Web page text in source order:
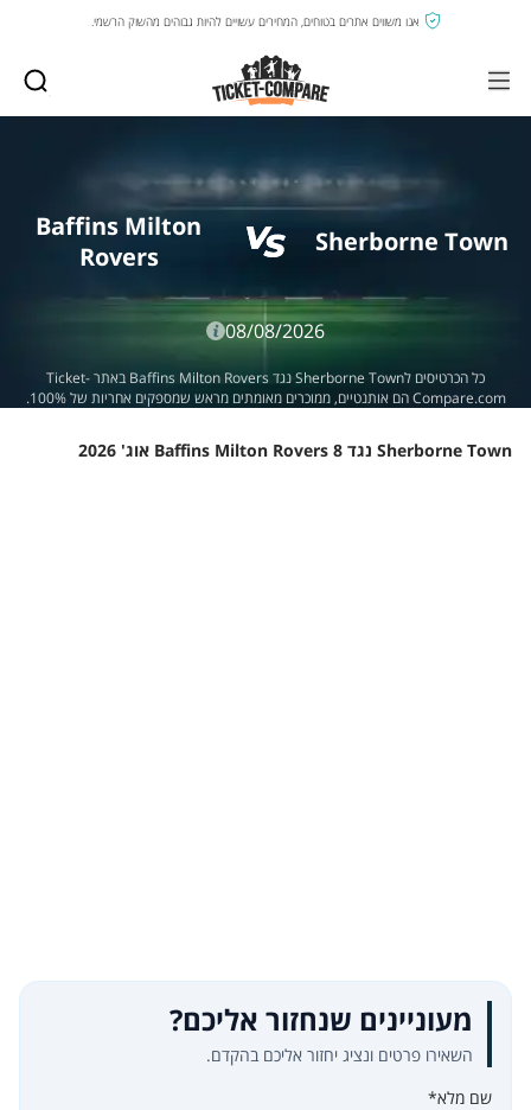
אנו משווים אתרים בטוחים, המחירים עשויים להיות גבוהים מהשוק הרשמי.
Sherborne Town
Baffins Milton
Rovers
08/08/2026
כל הכרטיסים לSherborne Town נגד Baffins Milton Rovers באתר Ticket-
Compare.com הם אותנטיים, ממוכרים מאומתים מראש שמספקים אחריות של 100%.
Sherborne Town נגד Baffins Milton Rovers 8 אוג' 2026
מעוניינים שנחזור אליכם?
השאירו פרטים ונציג יחזור אליכם בהקדם.
שם מלא*